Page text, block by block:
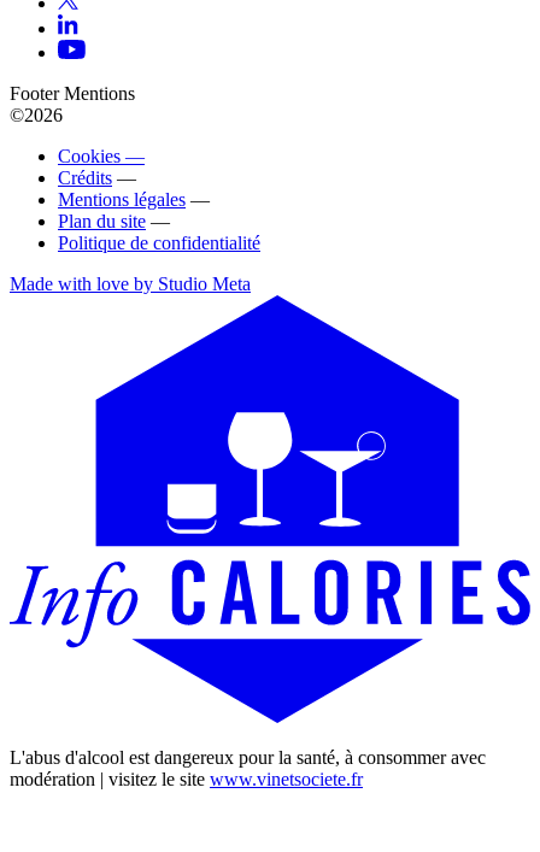
Footer Mentions
©2026
Cookies —
Crédits —
Mentions légales —
Plan du site —
Politique de confidentialité
Made with love by Studio Meta
L'abus d'alcool est dangereux pour la santé, à consommer avec
modération | visitez le site www.vinetsociete.fr